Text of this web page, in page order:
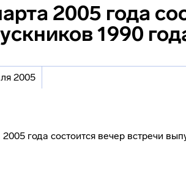
2005 года
1990
2005
2005 года состоится вечер встречи